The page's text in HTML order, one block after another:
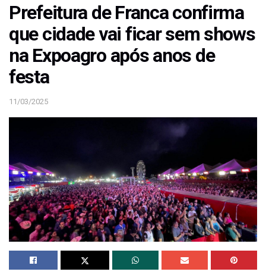
Prefeitura de Franca confirma
que cidade vai ficar sem shows
na Expoagro após anos de
festa
11/03/2025